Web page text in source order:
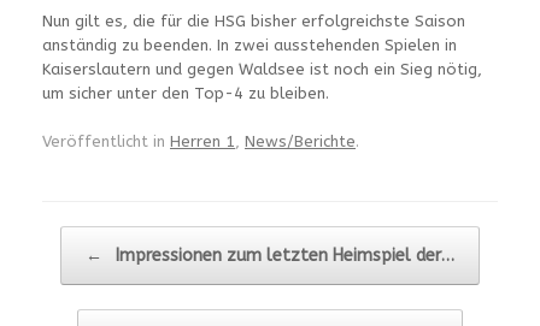
Nun gilt es, die für die HSG bisher erfolgreichste Saison
anständig zu beenden. In zwei ausstehenden Spielen in
Kaiserslautern und gegen Waldsee ist noch ein Sieg nötig,
um sicher unter den Top-4 zu bleiben.
Veröffentlicht in Herren 1 News/Berichte.
← Impressionen zum letzten Heimspiel der…